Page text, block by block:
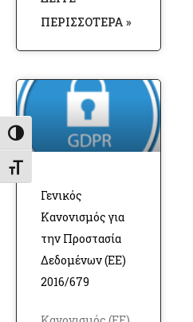
Εναλλαγή Υψηλής Αντίθεσης
Εναλλαγή Μεγέθους Γραμμάτων
ΠΕΡΙΣΣΌΤΕΡΑ »
Γενικός
Κανονισμός για
την Προστασία
Δεδομένων (ΕΕ)
2016/679